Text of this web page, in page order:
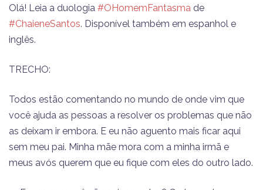
Olá! Leia a duologia #OHomemFantasma de
#ChaieneSantos. Disponível também em espanhol e
inglês.
TRECHO:
Todos estão comentando no mundo de onde vim que
você ajuda as pessoas a resolver os problemas que não
as deixam ir embora. E eu não aguento mais ficar aqui
sem meu pai. Minha mãe mora com a minha irmã e
meus avós querem que eu fique com eles do outro lado.